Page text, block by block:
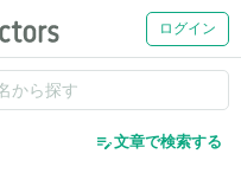
ログイン
edit_note文章で検索する